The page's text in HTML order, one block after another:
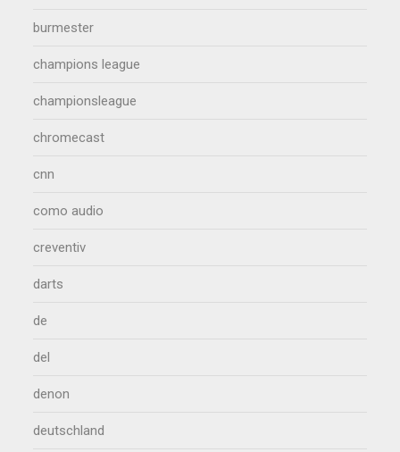
burmester
champions league
championsleague
chromecast
cnn
como audio
creventiv
darts
de
del
denon
deutschland